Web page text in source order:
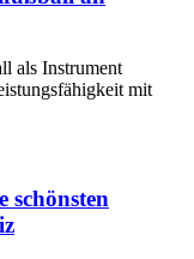
als Instrument
mit
schönsten